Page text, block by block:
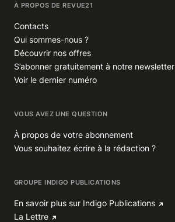
À PROPOS DE REVUE21
Contacts
Qui sommes-nous ?
Découvrir nos offres
S’abonner gratuitement à notre newsletter
Voir le dernier numéro
VOUS AVEZ UNE QUESTION
À propos de votre abonnement
Vous souhaitez écrire à la rédaction ?
GROUPE INDIGO PUBLICATIONS
En savoir plus sur Indigo Publications
La Lettre